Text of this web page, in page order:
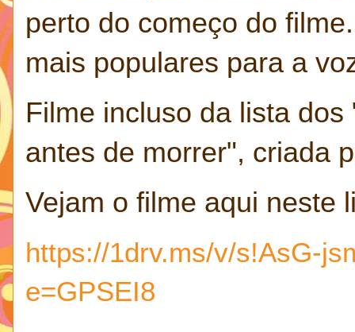
perto do começo do
mais populares para a
Filme incluso da lista
antes de morrer", criada
Vejam o filme aqui neste
https://1drv.ms/v/s!AsG-
e=GPSEI8